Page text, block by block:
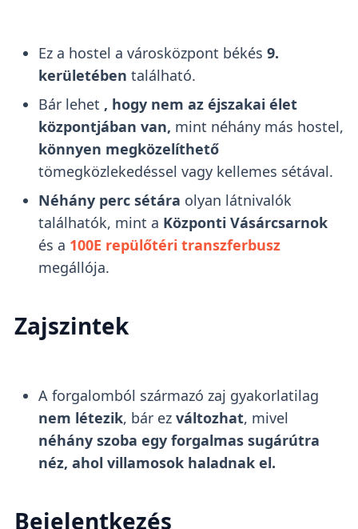
Ez a hostel a városközpont békés 9.
kerületében található.
Bár lehet , hogy nem az éjszakai élet
központjában van, mint néhány más hostel,
könnyen megközelíthető
tömegközlekedéssel vagy kellemes sétával.
Néhány perc sétára olyan látnivalók
találhatók, mint a Központi Vásárcsarnok
és a 100E repülőtéri transzferbusz
megállója.
Zajszintek
A forgalomból származó zaj gyakorlatilag
nem létezik, bár ez változhat, mivel
néhány szoba egy forgalmas sugárútra
néz, ahol villamosok haladnak el.
Bejelentkezés